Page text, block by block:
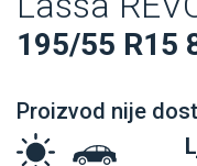
195/55 R15
Proizvod nije